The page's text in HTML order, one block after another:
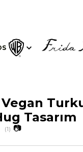
Tasarım
(1) 📷